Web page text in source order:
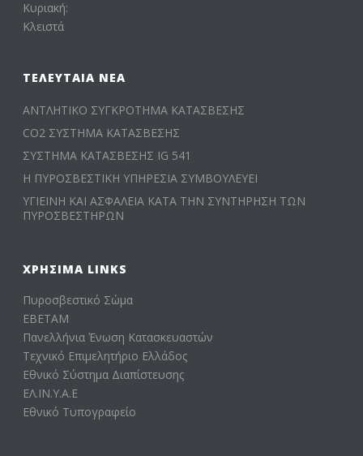
Κυριακή:
Κλειστά
ΤΕΛΕΥΤΑΊΑ ΝΈΑ
ΑΝΤΛΗΤΙΚΟ ΣΥΓΚΡΟΤΗΜΑ ΚΑΤΑΣΒΕΣΗΣ
CO2 ΣΥΣΤΗΜΑ ΚΑΤΑΣΒΕΣΗΣ
ΣΥΣΤΗΜΑ ΚΑΤΑΣΒΕΣΗΣ IG 541
Η ΠΥΡΟΣΒΕΣΤΙΚΗ ΥΠΗΡΕΣΙΑ ΣΥΜΒΟΥΛΕΥΕΙ
ΥΓΙΕΙΝΗ ΚΑΙ ΑΣΦΑΛΕΙΑ ΚΑΤΑ ΤΗΝ ΣΥΝΤΗΡΗΣΗ ΤΩΝ
ΠΥΡΟΣΒΕΣΤΗΡΩΝ
ΧΡΉΣΙΜΑ LINKS
Πυροσβεστικό Σώμα
ΕΒΕΤΑΜ
Πανελλήνια Ένωση Κατασκευαστών
Τεχνικό Επιμελητήριο Ελλάδος
Εθνικό Σύστημα Διαπίστευσης
ΕΛ.ΙΝ.Υ.Α.Ε
Εθνικό Τυπογραφείο